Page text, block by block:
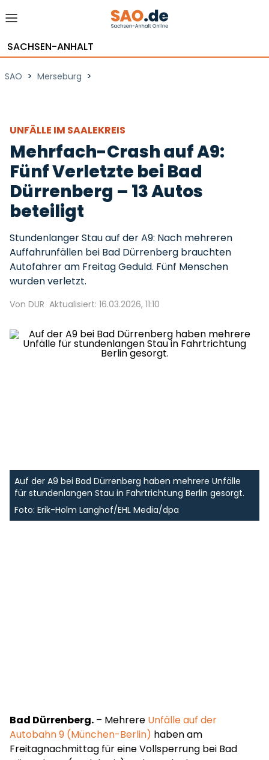
SACHSEN-ANHALT
SAO > Merseburg >
UNFÄLLE IM SAALEKREIS
Mehrfach-Crash auf A9:
Fünf Verletzte bei Bad
Dürrenberg – 13 Autos
beteiligt
Stundenlanger Stau auf der A9: Nach mehreren
Auffahrunfällen bei Bad Dürrenberg brauchten
Autofahrer am Freitag Geduld. Fünf Menschen
wurden verletzt.
Von DUR Aktualisiert: 16.03.2026, 11:10
Auf der A9 bei Bad Dürrenberg haben mehrere Unfälle
für stundenlangen Stau in Fahrtrichtung Berlin gesorgt.
Foto: Erik-Holm Langhof/EHL Media/dpa
Bad Dürrenberg. – Mehrere Unfälle auf der
Autobahn 9 (München-Berlin) haben am
Freitagnachmittag für eine Vollsperrung bei Bad